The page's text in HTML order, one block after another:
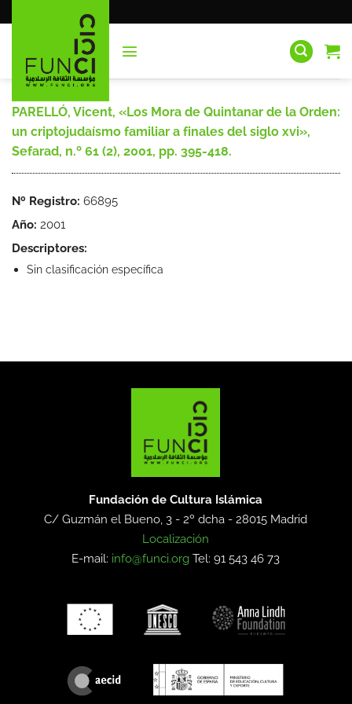
al
PARELLÓ, Vicent, «Los Mora de Quintanar de la Orden:
un criptojudaísmo familiar a finales del siglo xvi»,
Sefarad, n.º 61 (2), 2001, pp. 395-418.
Nº Registro: 66895
Año: 2001
Descriptores:
Sin clasificación específica
Fundación de Cultura Islámica
C/ Guzmán el Bueno, 3 - 2º dcha -28015 Madrid
Localización
E-mail: info@funci.org Tel: 91 543 46 73